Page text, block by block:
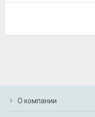
О компании